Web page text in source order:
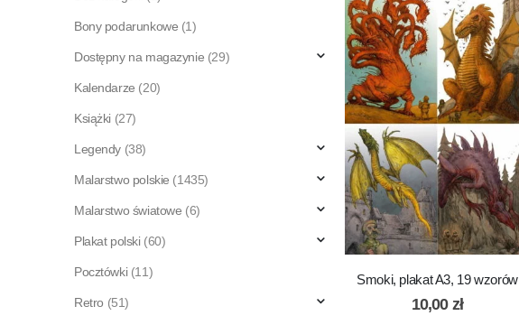
Smoki, plakat A3, 19 wzorów
10,00 zł
Bony podarunkowe (1)
Dostępny na magazynie (29)
Kalendarze (20)
Książki (27)
Legendy (38)
Malarstwo polskie (1435)
Malarstwo światowe (6)
Plakat polski (60)
Pocztówki (11)
Retro (51)